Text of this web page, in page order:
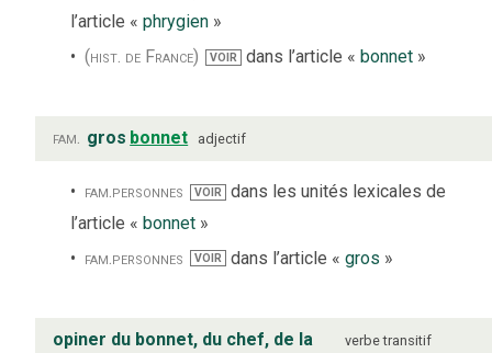
l’article « phrygien »
(hist. de France)
VOIR dans l’article « bonnet»
fam. gros bonnet adjectif
fam. personnes VOIR dans les unités lexicales de
l’article « bonnet »
fam. personnes VOIR dans l’article « gros »
opiner du bonnet, du chef, de la
verbe transitif